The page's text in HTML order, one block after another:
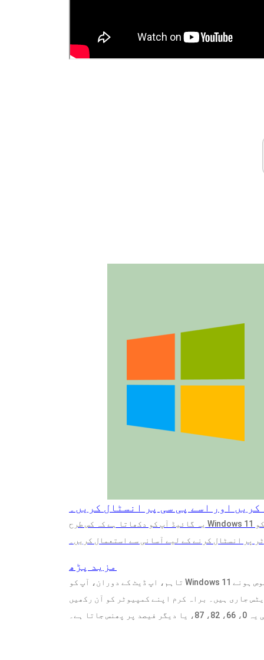
یہ گائیڈ آپ کو دکھاتا ہے کہ کس طرح Windows 11 ایجوکیشن آئی ایس او کو مفت ڈاؤن لوڈ کریں اور اس سسٹم کو
پر انسٹال کرنے کے لیے آسانی سے استعمال کریں۔
مزید پڑھ
تاہم، اپ ڈیٹ کے دوران، آپ کو Windows 11 اپ ڈیٹ پھنس جانے کی صورت حال کا سامنا کرنا پڑ سکتا ہے۔ مخصوص ہونے
جاری ہیں۔ براہ کرم اپنے کمپیوٹر کو آن رکھیں